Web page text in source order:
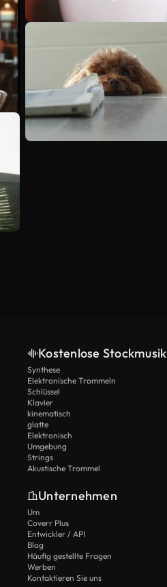
Kostenlose Stockmusik
Synthese
Elektronische Trommeln
Schlüssel
Klavier
kinematisch
glatte
Elektronisch
Umgebung
Strings
Akustische Trommel
Unternehmen
Um
Coverr Plus
Entwickler / API
Blog
Häufig gestellte Fragen
Werben
Kontaktieren Sie uns